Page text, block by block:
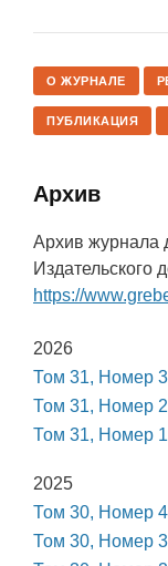
О ЖУРНАЛЕ
ПУБЛИКАЦИЯ
Архив
Архив журнала
Издательского
https://
2026
Том 31, Номер
Том 31, Номер
Том 31, Номер
2025
Том 30, Номер 4
Том 30, Номер